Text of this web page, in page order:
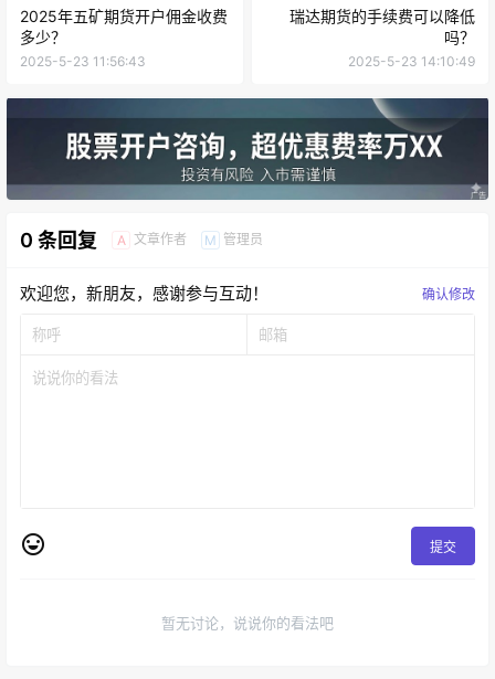
2025年五矿期货开户佣金收费
多少？
2025-5-23 11:56:43
瑞达期货的手续费可以降低
吗？
2025-5-23 14:10:49
0 条回复 A 文章作者 M 管理员
欢迎您，新朋友，感谢参与互动！ 确认修改
提交
暂无讨论，说说你的看法吧